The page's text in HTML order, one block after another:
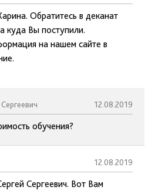
Обратитесь в деканат
куда Вы поступили.
на нашем сайте в
12.08.2019
обучения?
12.08.2019
Сергеевич. Вот Вам